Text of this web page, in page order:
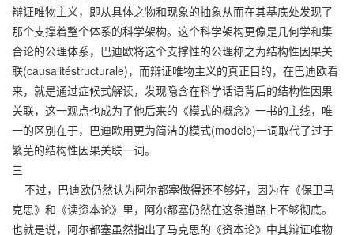
辩证唯物主义，即从具体之物和现象的抽象从而在其基底处发现了
那个支撑着整个体系的科学架构。这个科学架构更像是几何学和集
合论的公理体系，巴迪欧将这个支撑性的公理称之为结构性因果关
联(causalitéstructurale)，而辩证唯物主义的真正目的，在巴迪欧看
来，就是通过症候式解读，发现隐含在科学话语背后的结构性因果
关联，这一观点也成为了他后来的《模式的概念》一书的主线，唯
一的区别在于，巴迪欧用更为简洁的模式(modèle)一词取代了过于
繁芜的结构性因果关联一词。
三
不过，巴迪欧仍然认为阿尔都塞做得还不够好，因为在《保卫马
克思》和《读资本论》里，阿尔都塞仍然在这条道路上不够彻底。
也就是说，阿尔都塞虽然指出了马克思的《资本论》中其辩证唯物